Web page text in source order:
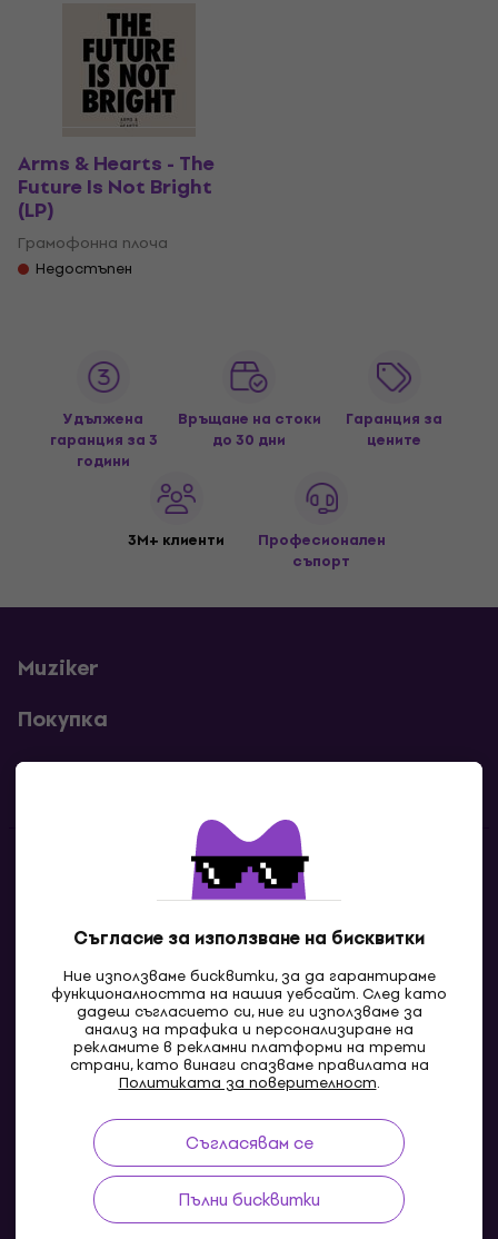
Съгласие за използване на бисквитки
Ние използваме бисквитки, за да гарантираме
функционалността на нашия уебсайт. След като
дадеш съгласието си, ние ги използваме за
анализ на трафика и персонализиране на
рекламите в рекламни платформи на трети
страни, като винаги спазваме правилата на
Политиката за поверителност.
Съгласявам се
Пълни бисквитки
Arms & Hearts - The
Future Is Not Bright
(LP)
Грамофонна плоча
Недостъпен
Удължена
гаранция за 3
години
Връщане на стоки
до 30 дни
Гаранция за
цените
3M+ клиенти
Професионален
съпорт
Muziker
Покупка
Полезни линкове
Контакти
MK